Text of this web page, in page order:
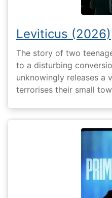
Leviticus (2026)
The story of two
to a disturbing
unknowingly releases a
terrorises their small